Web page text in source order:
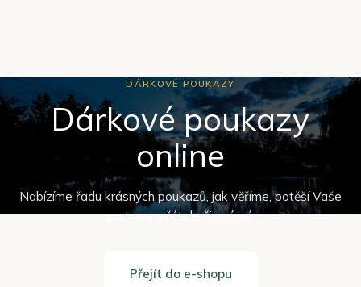
DÁRKOVÉ POUKAZY
Dárkové poukazy
online
Nabízíme řadu krásných poukazů, jak věříme, potěší Vaše
partnery, přátele či známé.
Přejít do e-shopu